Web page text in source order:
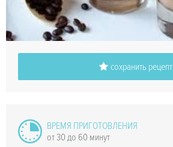
сохранить рецепт
ВРЕМЯ ПРИГОТОВЛЕНИЯ
от 30 до 60 минут